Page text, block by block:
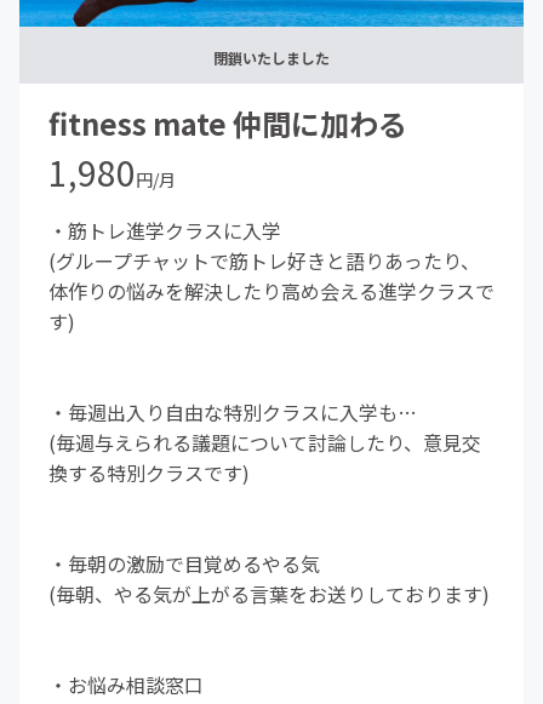
閉鎖いたしました
fitness mate 仲間に加わる
1,980円/月
︎︎・筋トレ進学クラスに入学
(グループチャットで筋トレ好きと語りあったり、
体作りの悩みを解決したり高め会える進学クラスで
す)
・毎週出入り自由な特別クラスに入学も…
(毎週与えられる議題について討論したり、意見交
換する特別クラスです)
・毎朝の激励で目覚めるやる気
(毎朝、やる気が上がる言葉をお送りしております)
︎・お悩み相談窓口